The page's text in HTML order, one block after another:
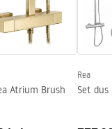
de cada sau
mm
24 luni
Atrium Brush
Rea
Set dus